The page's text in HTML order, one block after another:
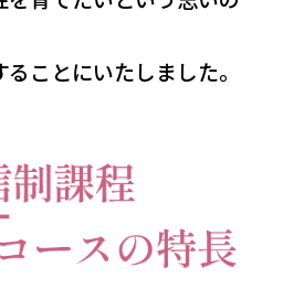
ことにいたしました。